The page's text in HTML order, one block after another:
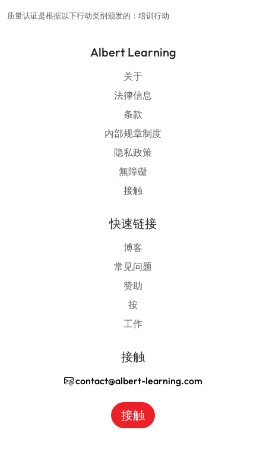
质量认证是根据以下行动类别颁发的：培训行动
Albert Learning
关于
法律信息
条款
内部规章制度
隐私政策
無障礙
接触
快速链接
博客
常见问题
赞助
按
工作
接触
contact@albert-learning.com
接触